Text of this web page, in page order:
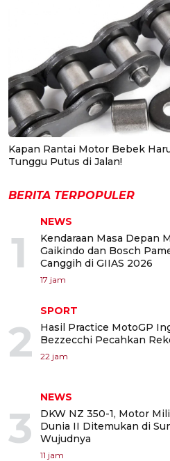
Kapan Rantai Motor Bebek
Tunggu Putus di Jalan!
BERITA TERPOPULER
1
NEWS
Kendaraan Masa Depan
Gaikindo dan Bosch
Canggih di GIIAS 2026
17 jam
2
SPORT
Hasil Practice MotoGP
Bezzecchi Pecahkan
22 jam
3
NEWS
DKW NZ 350-1, Motor
Dunia II Ditemukan di
Wujudnya
11 jam